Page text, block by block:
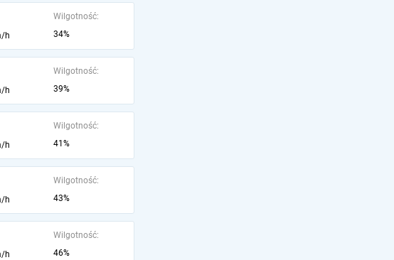
h
Wilgotność:
34%
h
Wilgotność:
39%
h
Wilgotność:
41%
h
Wilgotność:
43%
h
Wilgotność:
46%